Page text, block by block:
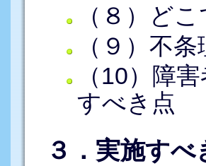
（８）ど
（９）不
（10）障
すべき点
３．実施す